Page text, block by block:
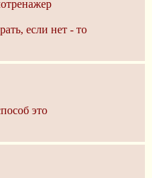
если нет - то
это